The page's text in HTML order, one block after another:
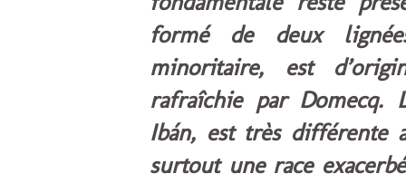
formé de deux
minoritaire, est
rafraîchie par Domecq.
Ibán, est très différente
surtout une race